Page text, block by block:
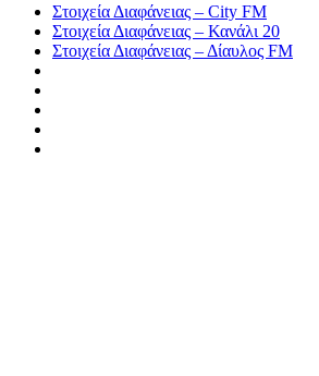
Στοιχεία Διαφάνειας – City FM
Στοιχεία Διαφάνειας – Κανάλι 20
Στοιχεία Διαφάνειας – Δίαυλος FM